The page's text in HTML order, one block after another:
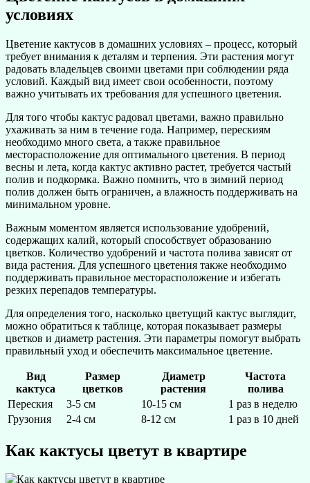
условиях
Цветение кактусов в домашних условиях – процесс, который
требует внимания к деталям и терпения. Эти растения могут
радовать владельцев своими цветами при соблюдении ряда
условий. Каждый вид имеет свои особенности, поэтому
важно учитывать их требования для успешного цветения.
Для того чтобы кактус радовал цветами, важно правильно
ухаживать за ним в течение года. Например, перескиям
необходимо много света, а также правильное
месторасположение для оптимального цветения. В период
весны и лета, когда кактус активно растет, требуется частый
полив и подкормка. Важно помнить, что в зимний период
полив должен быть ограничен, а влажность поддерживать на
минимальном уровне.
Важным моментом является использование удобрений,
содержащих калий, который способствует образованию
цветков. Количество удобрений и частота полива зависят от
вида растения. Для успешного цветения также необходимо
поддерживать правильное месторасположение и избегать
резких перепадов температуры.
Для определения того, насколько цветущий кактус выглядит,
можно обратиться к таблице, которая показывает размеры
цветков и диаметр растения. Эти параметры помогут выбрать
правильный уход и обеспечить максимальное цветение.
Вид
кактуса
Размер
цветков
Диаметр
растения
Частота
полива
Переския
3-5 см 10-15 см
1 раз в неделю
Грузония
2-4 см 8-12 см 1 раз в 10 дней
Как кактусы цветут в квартире